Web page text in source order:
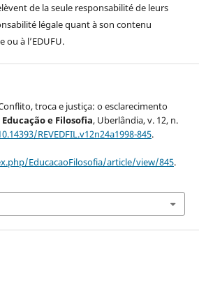
de la seule responsabilité de leurs
légale quant à son contenu
à l’EDUFU.
troca e justiça: o esclarecimento
Educação e Filosofia, Uberlândia, v. 12, n.
REVEDFIL.v12n24a1998-845.
EducacaoFilosofia/article/view/845.